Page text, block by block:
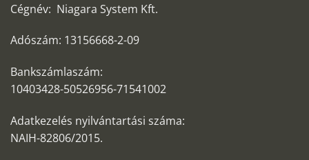
Cégnév: Niagara System Kft.
Adószám: 13156668-2-09
Bankszámlaszám:
10403428-50526956-71541002
Adatkezelés nyilvántartási száma:
NAIH-82806/2015.